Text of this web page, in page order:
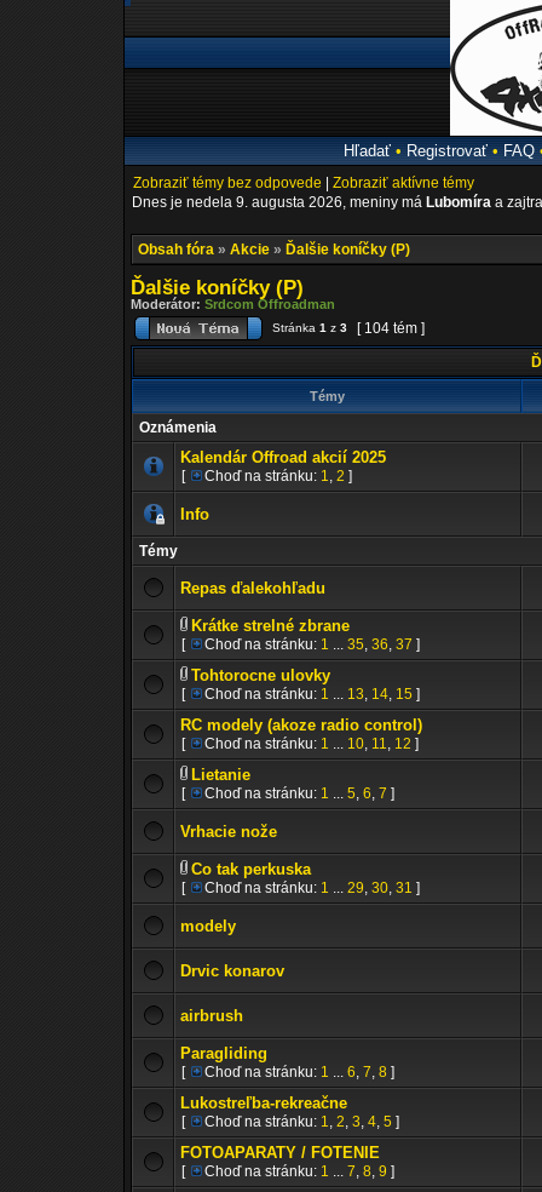
Hľadať• Registrovať• FAQ
Zobraziť témy bez odpovede
Zobraziť aktívne témy
Dnes je nedela 9. augusta 2026, meniny má Lubomíra a
Obsah fóra » Akcie » Ďalšie koníčky (P)
Ďalšie koníčky (P)
Moderátor: Srdcom Offroadman
Stránka 1 z 3
[ 104 tém ]
Témy
Oznámenia
Kalendár Offroad akcií 2025
[ Choď na stránku: 1, 2 ]
Info
Témy
Repas ďalekohľadu
Krátke strelné zbrane
[ Choď na stránku: 1 ... 35, 36, 37 ]
Tohtorocne ulovky
[ Choď na stránku: 1 ... 13, 14, 15 ]
RC modely (akoze radio control)
[ Choď na stránku: 1 ... 10, 11, 12 ]
Lietanie
[ Choď na stránku: 1 ... 5, 6, 7 ]
Vrhacie nože
Co tak perkuska
[ Choď na stránku: 1 ... 29, 30, 31 ]
modely
Drvic konarov
airbrush
Paragliding
[ Choď na stránku: 1 ... 6, 7, 8 ]
Lukostreľba-rekreačne
[ Choď na stránku: 1, 2, 3, 4, 5 ]
FOTOAPARATY / FOTENIE
[ Choď na stránku: 1 ... 7, 8, 9 ]